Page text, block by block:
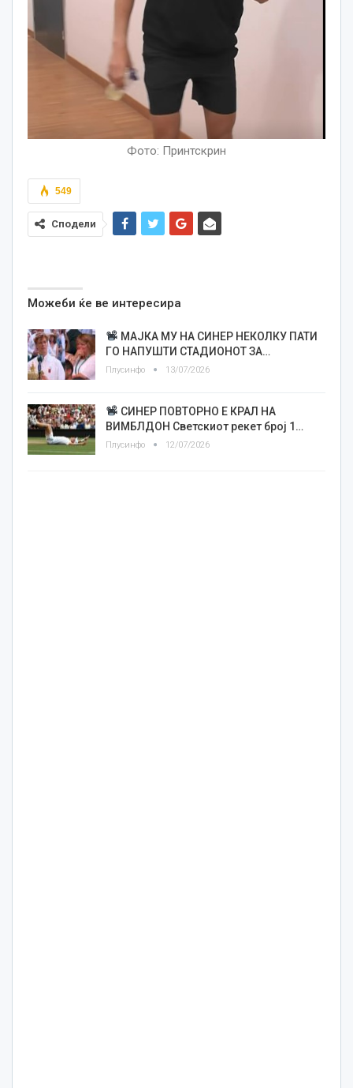
Фото: Принтскрин
549
Сподели
Можеби ќе ве интересира
МАЈКА МУ НА СИНЕР НЕКОЛКУ ПАТИ
ГО НАПУШТИ СТАДИОНОТ ЗА…
Плусинфо 13/07/2026
СИНЕР ПОВТОРНО Е КРАЛ НА
ВИМБЛДОН Светскиот рекет број 1…
Плусинфо 12/07/2026